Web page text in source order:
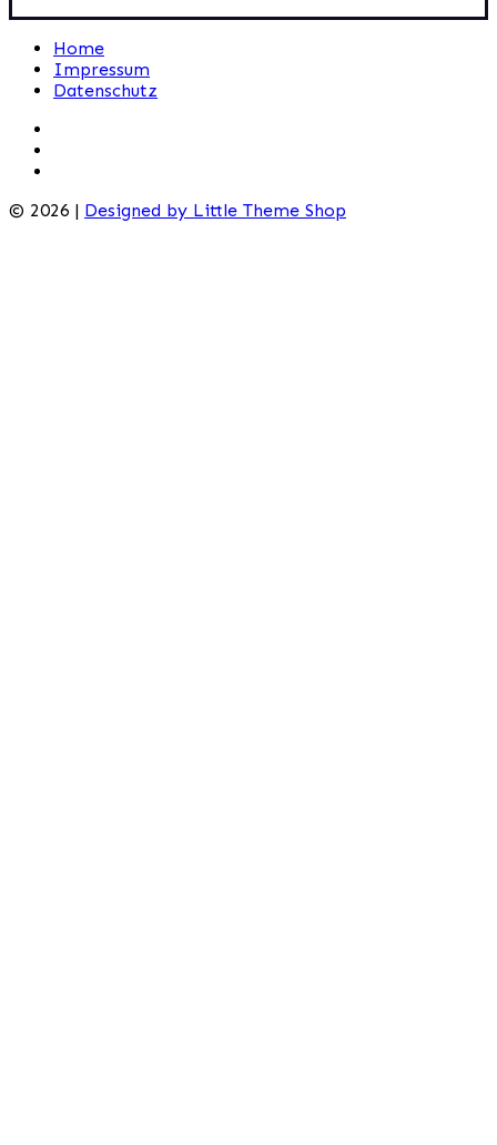
Home
Impressum
Datenschutz
© 2026 | Designed by Little Theme Shop